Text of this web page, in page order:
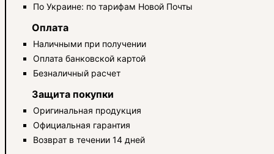
По Украине: по тарифам Новой Почты
Оплата
Наличными при получении
Оплата банковской картой
Безналичный расчет
Защита покупки
Оригинальная продукция
Официальная гарантия
Возврат в течении 14 дней